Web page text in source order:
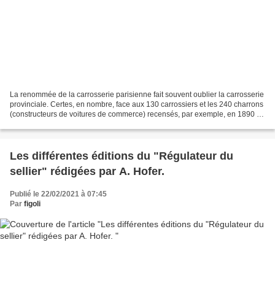
La renommée de la carrosserie parisienne fait souvent oublier la carrosserie
provinciale. Certes, en nombre, face aux 130 carrossiers et les 240 charrons
(constructeurs de voitures de commerce) recensés, par exemple, en 1890 à
Les différentes éditions du "Régulateur du
sellier" rédigées par A. Hofer.
Publié le 22/02/2021 à 07:45
Par figoli